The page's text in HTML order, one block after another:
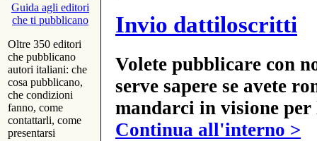
Guida agli editori
che ti pubblicano
Oltre 350 editori
che pubblicano
autori italiani: che
cosa pubblicano,
che condizioni
fanno, come
contattarli, come
presentarsi
Invio dattiloscritti
Volete pubblicare con
serve sapere se avete
mandarci in visione
Continua all'interno >